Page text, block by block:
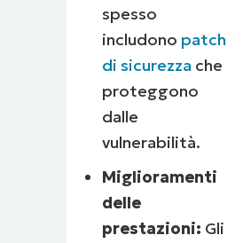
spesso
includono patch
di sicurezza che
proteggono
dalle
vulnerabilità.
Miglioramenti
delle
prestazioni: Gli